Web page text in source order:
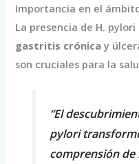
Importancia en el
La presencia de H.
gastritis crónica y
son cruciales para la
“El
pylori
comprensión de